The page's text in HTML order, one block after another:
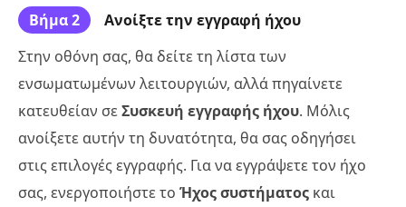
Βήμα 2
Ανοίξτε την εγγραφή ήχου
Στην οθόνη σας, θα δείτε τη λίστα των
ενσωματωμένων λειτουργιών, αλλά πηγαίνετε
κατευθείαν σε Συσκευή εγγραφής ήχου. Μόλις
ανοίξετε αυτήν τη δυνατότητα, θα σας οδηγήσει
στις επιλογές εγγραφής. Για να εγγράψετε τον ήχο
σας, ενεργοποιήστε το Ήχος συστήματος και